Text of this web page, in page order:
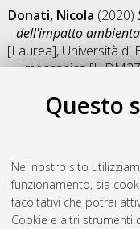
Questo
Nel nostro sito
funzionamento, sia
facoltativi che potrai
Cookie e altri strumenti
Donati, Nicola (2020)
dell'impatto
[Laurea], Università di
meccanica [L-
Salva
Il full-text non è
Altri